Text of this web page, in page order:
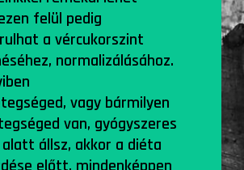
felül pedig
a vércukorszint
normalizálásához.
vagy bármilyen
van, gyógyszeres
állsz, akkor a diéta
előtt, mindenképpen